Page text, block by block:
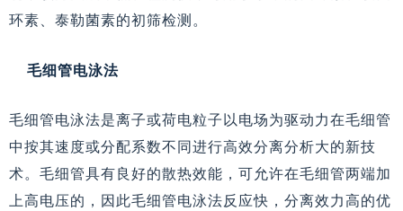
环素、泰勒菌素的初筛检测。
毛细管电泳法
毛细管电泳法是离子或荷电粒子以电场为驱动力在毛细管
中按其速度或分配系数不同进行高效分离分析大的新技
术。毛细管具有良好的散热效能，可允许在毛细管两端加
上高电压的，因此毛细管电泳法反应快，分离效力高的优